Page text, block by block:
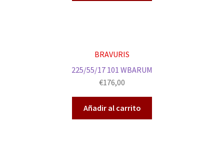
BRAVURIS
225/55/17 101 WBARUM
€176,00
Añadir al carrito